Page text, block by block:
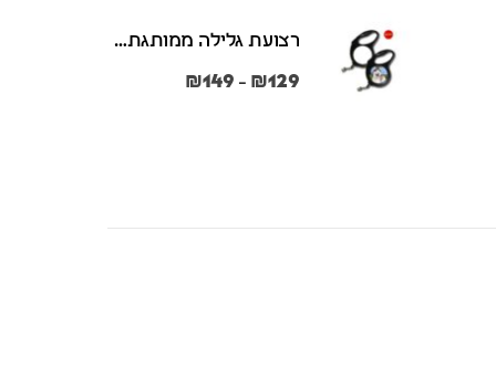
רצועת גלילה ממותגת משני הצדדים צבע שחור במידות S + M
₪129
–
₪149